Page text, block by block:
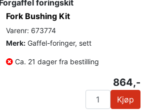
Forgaffel foringskit
Fork Bushing Kit
Varenr: 673774
Merk: Gaffel-foringer, sett
Ca. 21 dager fra bestilling
864,-
Kjøp